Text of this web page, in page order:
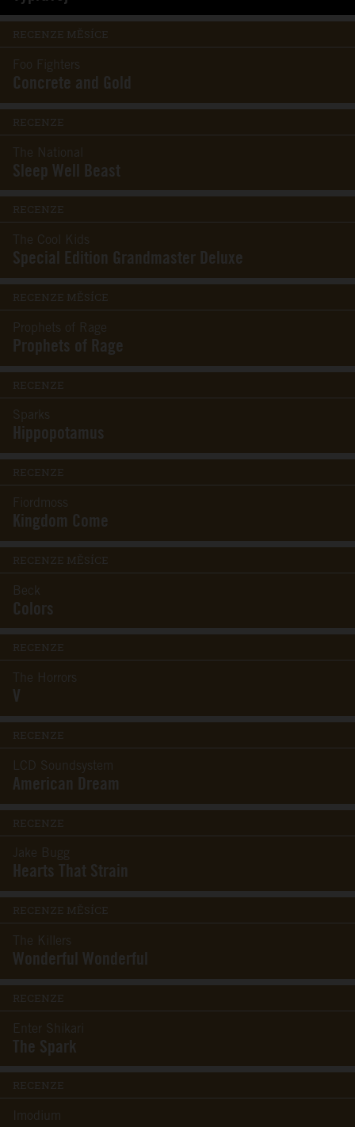
RECENZE MĚSÍCE
Foo Fighters
Concrete and Gold
RECENZE
The National
Sleep Well Beast
RECENZE
The Cool Kids
Special Edition Grandmaster Deluxe
RECENZE MĚSÍCE
Prophets of Rage
Prophets of Rage
RECENZE
Sparks
Hippopotamus
RECENZE
Fiordmoss
Kingdom Come
RECENZE MĚSÍCE
Beck
Colors
RECENZE
The Horrors
V
RECENZE
LCD Soundsystem
American Dream
RECENZE
Jake Bugg
Hearts That Strain
RECENZE MĚSÍCE
The Killers
Wonderful Wonderful
RECENZE
Enter Shikari
The Spark
RECENZE
Imodium